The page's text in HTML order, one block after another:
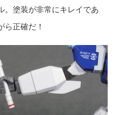
。塗装が非常にキレイであ
ら正確だ！